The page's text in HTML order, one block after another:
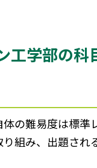
工学部の科
の難易度は標
組み、出題され